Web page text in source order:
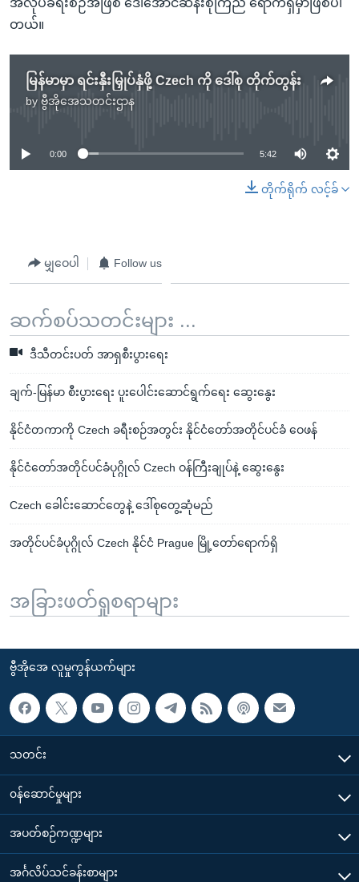
တယ်။
မြန်မာမှာ ရင်းနှီးမြှုပ်နှံဖို့ Czech ကို ဒေါ်စု တိုက်တွန်း
by ဗွီအိုအေသတင်းဌာန
No media source currently available
0:00 5:42
တိုက်ရိုက် လင့်ခ်
မျှဝေပါ Follow us
ဆက်စပ်သတင်းများ ...
ဒီသီတင်းပတ် အာရှစီးပွားရေး
ချက်-မြန်မာ စီးပွားရေး ပူးပေါင်းဆောင်ရွက်ရေး ဆွေးနွေး
နိုင်ငံတကာကို Czech ခရီးစဉ်အတွင်း နိုင်ငံတော်အတိုင်ပင်ခံ ဝေဖန်
နိုင်ငံတော်အတိုင်ပင်ခံပုဂ္ဂိုလ် Czech ဝန်ကြီးချုပ်နဲ့ ဆွေးနွေး
Czech ခေါင်းဆောင်တွေနဲ့ ဒေါ်စုတွေ့ဆုံမည်
အတိုင်ပင်ခံပုဂ္ဂိုလ် Czech နိုင်ငံ Prague မြို့တော်ရောက်ရှိ
အခြားဖတ်ရှုစရာများ
ဗွီအိုအေ လူမှုကွန်ယက်များ
သတင်း
၀န်ဆောင်မှုများ
အပတ်စဉ်ကဏ္ဍများ
အင်္ဂလိပ်သင်ခန်းစာများ